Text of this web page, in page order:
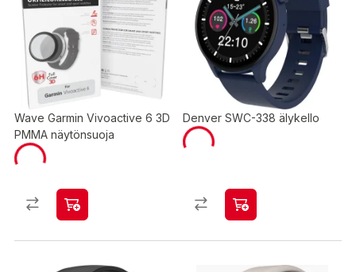
Wave Garmin Vivoactive 6 3D
PMMA näytönsuoja
Denver SWC-338 älykello